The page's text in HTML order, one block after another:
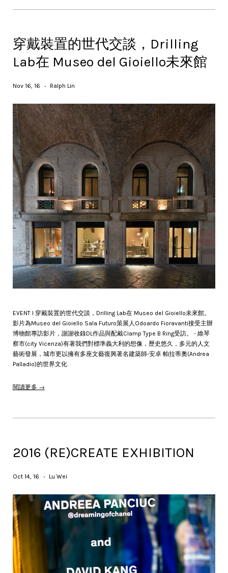
穿戴裝置的世代交談，Drilling
Lab在 Museo del Gioiello未來館
Nov 16, 16 • Ralph Lin
EVENT l 穿戴裝置的世代交談，Drilling Lab在 Museo del Gioiello未來館。
影片為Museo del Gioiello Sala Futuro策展人Odoardo Fioravanti接受主辦
博物館專訪影片，謝謝收錄DL作品與配戴Clamp Type B Ring受訪。 - 維琴
察市(city Vicenza)有著我們對標準義大利的想像，歷史悠久，多元的人文
藝術發展，城市更以擁有多座文藝復興著名建築師-安卓 帕拉蒂奧(Andrea
Palladio)的世界文化
閱讀更多 →
2016 (RE)CREATE EXHIBITION
Oct 14, 16 • Lu Wei